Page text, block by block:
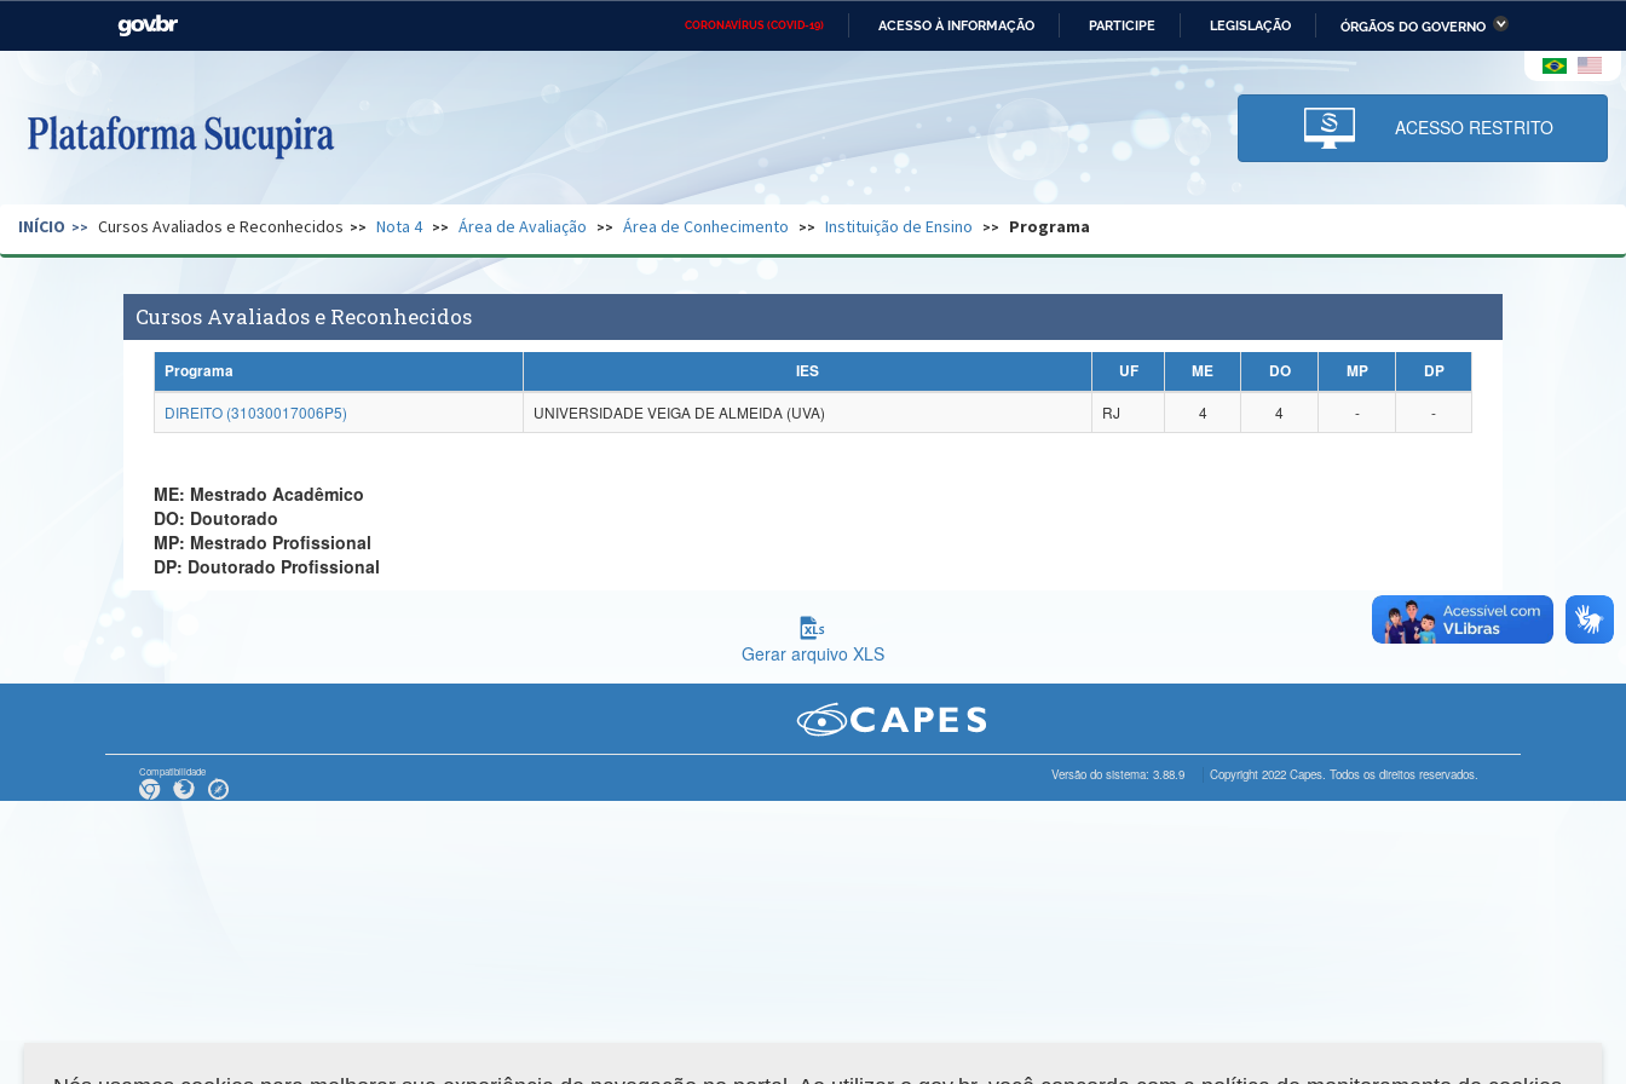
CORONAVÍRUS (COVID-19) ACESSO À INFORMAÇÃO PARTICIPE LEGISLAÇÃO ÓRGÃOS DO GOVERNO
Casa Civil Ministério das Relações Ministério da Economia Ministério da Infraestrutura
Pecuária e Abastecimento
Ministério da Ciência,
Tecnologia, Inovações e
Comunicações
Ministério do Desenvolvimento
Regional e dos Direitos Humanos
Secretaria de Governo Gabinete de Segurança Advocacia-Geral da União Banco Central do Brasil Planalto
ACESSO RESTRITO
INÍCIO Cursos Avaliados e Reconhecidos Nota 4 Área de Avaliação Área de Conhecimento Instituição de Ensino Programa
Cursos Avaliados e Reconhecidos
Programa IES UF ME DO MP
DP
DIREITO (31030017006P5)
UNIVERSIDADE VEIGA DE ALMEIDA (UVA) RJ 4 4 - -
ME: Mestrado Acadêmico
DO: Doutorado
MP: Mestrado Profissional
DP: Doutorado Profissional
Gerar arquivo XLS
Compatibilidade Versão do sistema: 3.88.9 Copyright 2022 Capes. Todos os direitos reservados.